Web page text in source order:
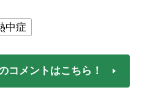
中症
コメントはこちら！